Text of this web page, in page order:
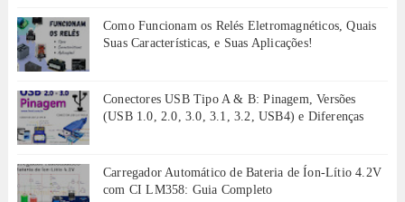
Como Funcionam os Relés Eletromagnéticos, Quais
Suas Características, e Suas Aplicações!
Conectores USB Tipo A & B: Pinagem, Versões
(USB 1.0, 2.0, 3.0, 3.1, 3.2, USB4) e Diferenças
Carregador Automático de Bateria de Íon-Lítio 4.2V
com CI LM358: Guia Completo